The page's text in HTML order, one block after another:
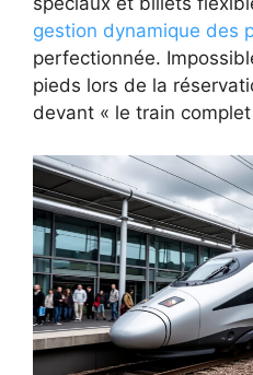
gestion dynamique des
perfectionnée.
pieds lors de la
devant « le train